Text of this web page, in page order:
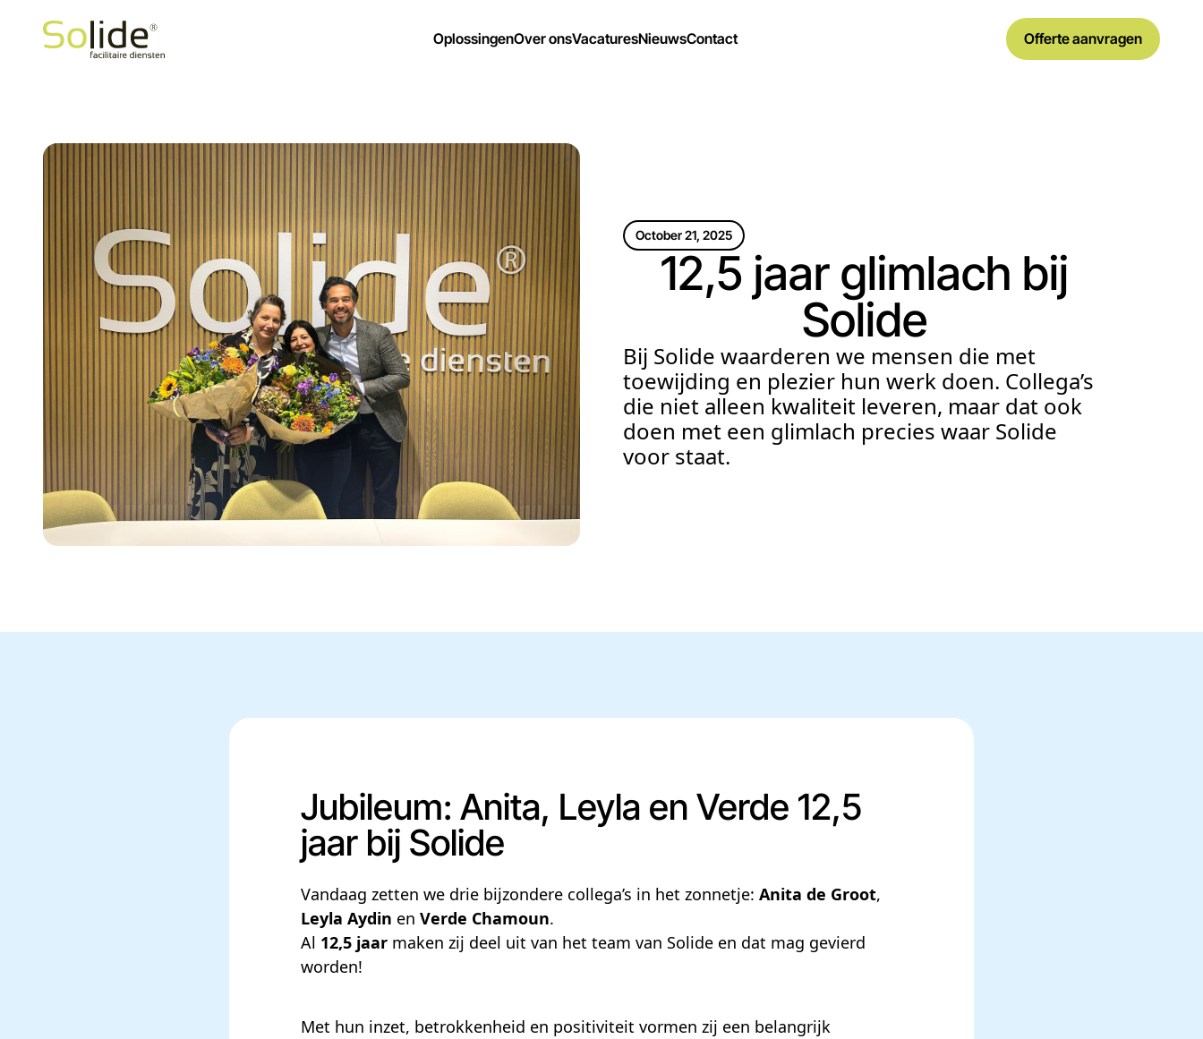
OplossingenOver onsVacaturesNieuwsContact Offerte aanvragen
October 21, 2025
12,5 jaar glimlach bij
Solide
Bij Solide waarderen we mensen die met
toewijding en plezier hun werk doen. Collega’s
die niet alleen kwaliteit leveren, maar dat ook
doen met een glimlach precies waar Solide
voor staat.
Jubileum: Anita, Leyla en Verde 12,5
jaar bij Solide
Vandaag zetten we drie bijzondere collega’s in het zonnetje: Anita de Groot,
Leyla Aydin en Verde Chamoun.
Al 12,5 jaar maken zij deel uit van het team van Solide en dat mag gevierd
worden!
Met hun inzet, betrokkenheid en positiviteit vormen zij een belangrijk